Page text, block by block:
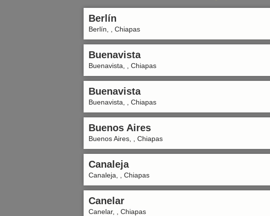
Berlín
Berlín, , Chiapas
Buenavista
Buenavista, , Chiapas
Buenavista
Buenavista, , Chiapas
Buenos Aires
Buenos Aires, , Chiapas
Canaleja
Canaleja, , Chiapas
Canelar
Canelar, , Chiapas